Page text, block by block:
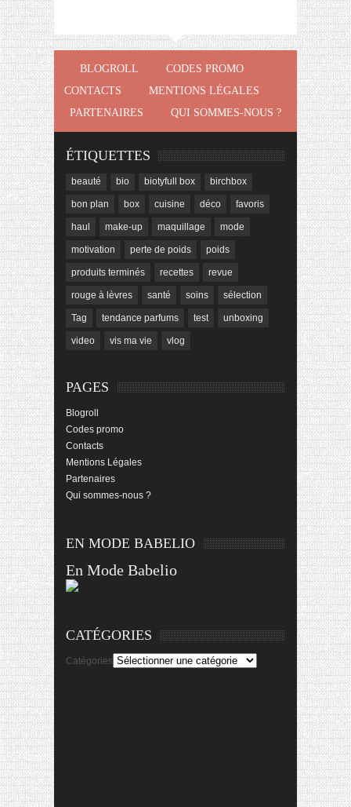
BLOGROLL
CODES PROMO
CONTACTS
MENTIONS LÉGALES
PARTENAIRES
QUI SOMMES-NOUS ?
ÉTIQUETTES
beauté bio biotyfull box birchbox
bon plan box cuisine déco favoris
haul make-up maquillage mode
motivation perte de poids poids
produits terminés recettes revue
rouge à lèvres santé soins sélection
Tag tendance parfums test unboxing
video vis ma vie vlog
PAGES
Blogroll
Codes promo
Contacts
Mentions Légales
Partenaires
Qui sommes-nous ?
EN MODE BABELIO
En Mode Babelio
CATÉGORIES
Catégories